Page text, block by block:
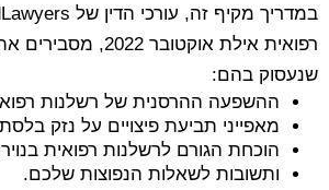
רפואית אילת
שנעסוק בהם:
ההשפעה ההרסנית של רשלנות רפואית
מאפייני תביעת פיצויים על נזק
הוכחת הגורם לרשלנות רפואית
ותשובות לשאלות הנפוצות שלכם.